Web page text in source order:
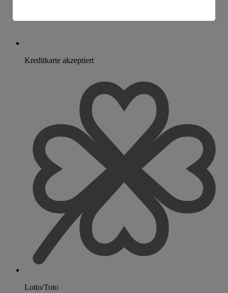
Kreditkarte akzeptiert
Lotto/Toto
Informationen zum Herausgeber der Seite findest du